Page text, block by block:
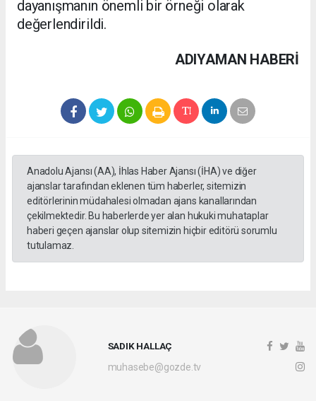
dayanışmanın önemli bir örneği olarak
değerlendirildi.
ADIYAMAN HABERİ
Anadolu Ajansı (AA), İhlas Haber Ajansı (İHA) ve diğer
ajanslar tarafından eklenen tüm haberler, sitemizin
editörlerinin müdahalesi olmadan ajans kanallarından
çekilmektedir. Bu haberlerde yer alan hukuki muhataplar
haberi geçen ajanslar olup sitemizin hiçbir editörü sorumlu
tutulamaz.
SADIK HALLAÇ
muhasebe@gozde.tv